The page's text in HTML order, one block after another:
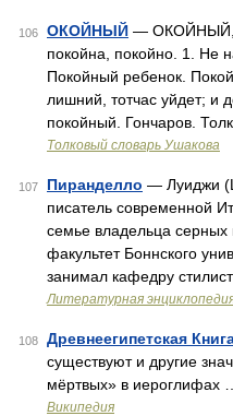
106 ОКОЙНЫЙ — ОКОЙНЫЙ,
покойна, покойно. 1. Не
Покойный ребенок.
лишний, тотчас уйдет; и
покойный. Гончаров.
Толковый словарь Ушакова
107 Пиранделло — Луиджи
писатель современной
семье владельца серных
факультет Боннского
занимал кафедру
Литературная
108 Древнеегипетская
существуют и другие
мёртвых» в иероглифах …
Википедия